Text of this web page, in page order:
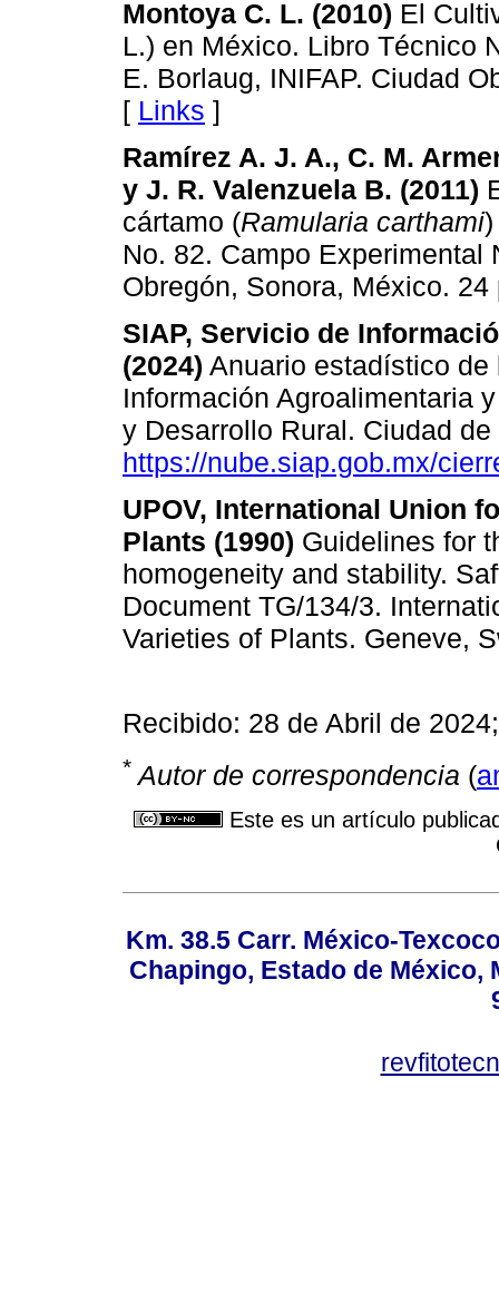
Montoya C. L. (2010) El
L.) en México. Libro Técnico
E. Borlaug, INIFAP. Ciudad
[ Links ]
Ramírez A. J. A., C. M.
y J. R. Valenzuela B. (2011)
cártamo (Ramularia carthami
No. 82. Campo Experimental
Obregón, Sonora, México.
SIAP, Servicio de
(2024) Anuario estadístico
Información Agroalimentaria
y Desarrollo Rural. Ciudad
https://nube.siap.gob.mx/
UPOV, International Union
Plants (1990) Guidelines for
homogeneity and stability.
Document TG/134/3.
Varieties of Plants. Geneve,
Recibido: 28 de Abril de
* Autor de correspondencia (
Este es un artículo
Km. 38.5 Carr. México-
Chapingo, Estado de México,